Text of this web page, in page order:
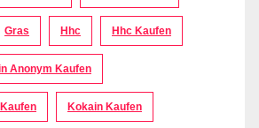
Gras Hhc Hhc Kaufen
Anonym Kaufen
Kokain Kaufen